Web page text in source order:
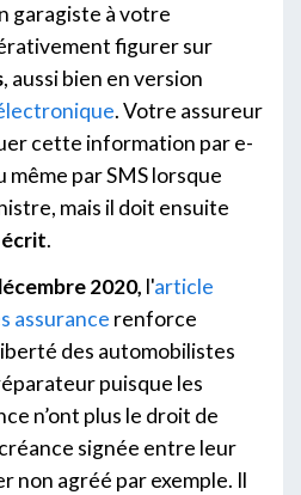
garagiste à votre
figurer sur
, aussi bien en version
. Votre assureur
cette information par e-
même par SMS lorsque
mais il doit ensuite
écrit.
2020, l'article
assurance renforce
des automobilistes
puisque les
n’ont plus le droit de
signée entre leur
non agréé par exemple. Il